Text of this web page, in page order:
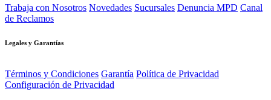
Trabaja con Nosotros Novedades Sucursales Denuncia MPD Canal
de Reclamos
Legales y Garantías
Términos y Condiciones Garantía Política de Privacidad
Configuración de Privacidad